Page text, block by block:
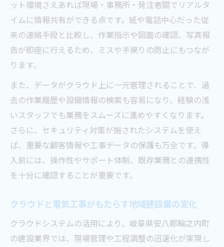
ット環境さえあれば現場・事務所・発注者間でリアルタ
イムに情報共有ができる点です。紙や電話中心だった従
来の連絡手段と比較し、作業指示や図面の確認、写真報
告が即座に行えるため、ミスや手戻りの防止にもつなが
ります。
また、データがクラウド上に一元管理されることで、過
去の作業履歴や設備情報の検索も容易になり、経験の浅
いスタッフでも業務をスムーズに進めやすくなります。
さらに、セキュリティ対策が施されたシステムを使え
ば、重要な顧客情報や工事データの保護も万全です。導
入前には、操作性やサポート体制、既存業務との連携性
を十分に確認することが重要です。
クラウドと電気工事がもたらす地域建設業の変化
クラウドシステムの活用により、岐阜県安八郡輪之内町
の建設業界では、現場管理や工程調整の迅速化が実現し